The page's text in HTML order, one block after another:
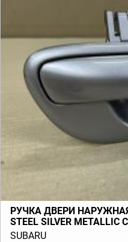
РУЧКА ДВЕРИ
STEEL SILVER
(B13) 2003-2009
SUBARU